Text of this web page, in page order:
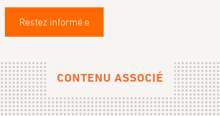
Restez informé·e
CONTENU ASSOCIÉ